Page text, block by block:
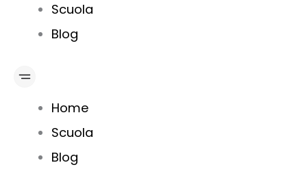
Scuola
Blog
Home
Scuola
Blog